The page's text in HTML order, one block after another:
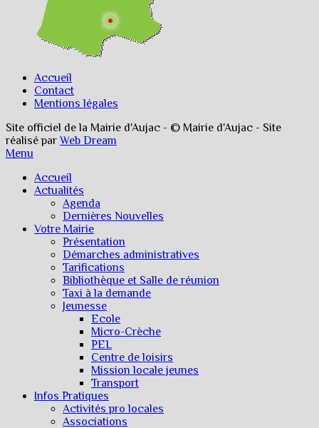
Accueil
Contact
Mentions légales
Site officiel de la Mairie d'Aujac - © Mairie d'Aujac - Site
réalisé parWeb Dream
Menu
Accueil
Actualités
Agenda
Dernières Nouvelles
Votre Mairie
Présentation
Démarches administratives
Tarifications
Bibliothèque et Salle de réunion
Taxi à la demande
Jeunesse
Ecole
Micro-Crèche
PEL
Centre de loisirs
Mission locale jeunes
Transport
Infos Pratiques
Activités pro locales
Associations